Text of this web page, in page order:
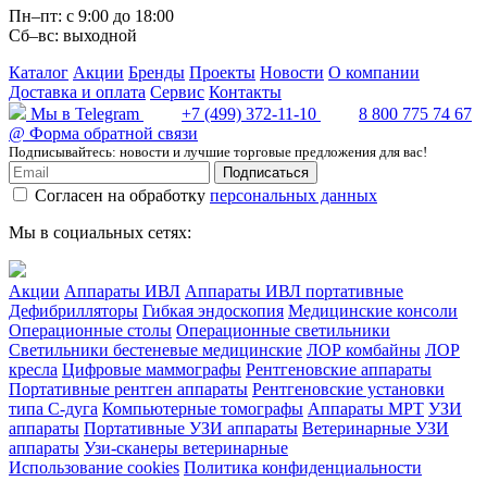
Пн–пт: с 9:00 до 18:00
Сб–вс: выходной
Каталог Акции Бренды Проекты Новости О компании
Доставка и оплата Сервис Контакты
Мы в Telegram
+7 (499) 372-11-10
8 800 775 74 67
@ Форма обратной связи
Подписывайтесь: новости и лучшие торговые предложения для вас!
Подписаться
Согласен на обработку персональных данных
Мы в социальных сетях:
Акции Аппараты ИВЛ Аппараты ИВЛ портативные
Дефибрилляторы Гибкая эндоскопия Медицинские консоли
Операционные столы Операционные светильники
Светильники бестеневые медицинские ЛОР комбайны ЛОР
кресла Цифровые маммографы Рентгеновские аппараты
Портативные рентген аппараты Рентгеновские установки
типа С-дуга Компьютерные томографы Аппараты МРТ УЗИ
аппараты Портативные УЗИ аппараты Ветеринарные УЗИ
аппараты Узи-сканеры ветеринарные
Использование cookies Политика конфиденциальности